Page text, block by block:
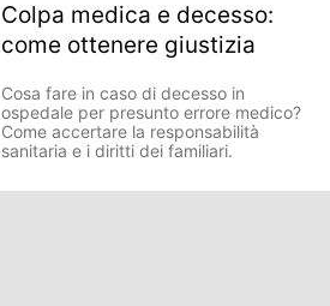
Colpa medica e decesso:
come ottenere giustizia
Cosa fare in caso di decesso in
ospedale per presunto errore medico?
Come accertare la responsabilità
sanitaria e i diritti dei familiari.